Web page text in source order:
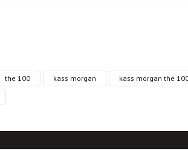
Yorum Yaz
gördüğünüz noktaları öneri formunu
the 100 kass morgan kass morgan the